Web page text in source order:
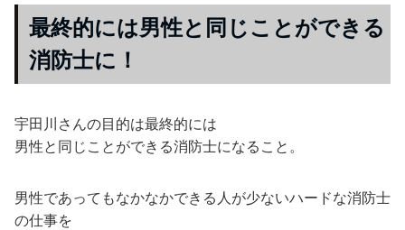
最終的には男性と同じことができる
消防士に！
宇田川さんの目的は最終的には
男性と同じことができる消防士になること。
男性であってもなかなかできる人が少ないハードな消防士
の仕事を